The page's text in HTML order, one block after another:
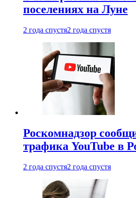
поселениях на Луне
2 года спустя2 года спустя
Роскомнадзор
трафика YouTube в
2 года спустя2 года спустя